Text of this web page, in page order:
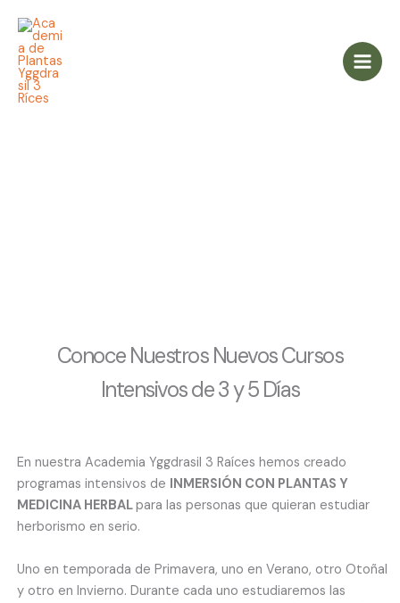
contenido
Conoce Nuestros Nuevos Cursos
Intensivos de 3 y 5 Días
En nuestra Academia Yggdrasil 3 Raíces hemos creado
programas intensivos de INMERSIÓN CON PLANTAS Y
MEDICINA HERBALpara las personas que quieran estudiar
herborismo en serio.
Uno en temporada de Primavera, uno en Verano, otro Otoñal
y otro en Invierno. Durante cada uno estudiaremos las